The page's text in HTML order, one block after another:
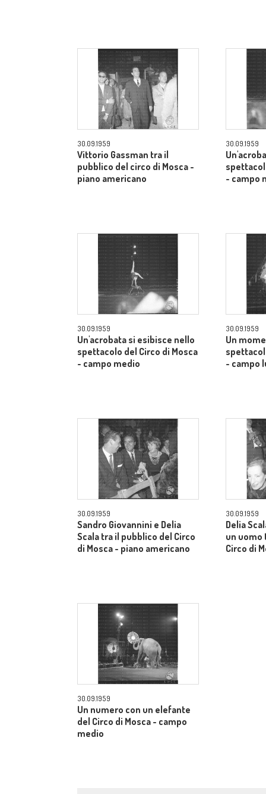
30.09.1959
Vittorio Gassman tra il
pubblico del circo di Mosca -
piano americano
30.09.1959
- campo
30.09.1959
Un'acrobata si esibisce nello
spettacolo del Circo di Mosca
- campo medio
30.09.1959
Un
- campo
30.09.1959
Sandro Giovannini e Delia
Scala tra il pubblico del Circo
di Mosca - piano americano
30.09.1959
Delia
un uomo
Circo di
30.09.1959
Un numero con un elefante
del Circo di Mosca - campo
medio